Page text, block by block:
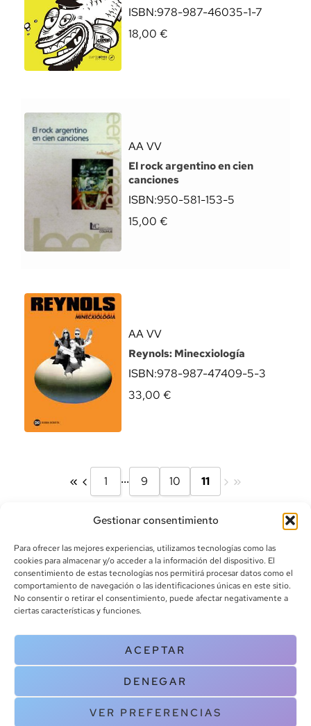
Gestionar consentimiento
Para ofrecer las mejores experiencias, utilizamos tecnologías como las
cookies para almacenar y/o acceder a la información del dispositivo. El
consentimiento de estas tecnologías nos permitirá procesar datos como el
comportamiento de navegación o las identificaciones únicas en este sitio.
No consentir o retirar el consentimiento, puede afectar negativamente a
ciertas características y funciones.
ACEPTAR
DENEGAR
VER PREFERENCIAS
ISBN:978-987-46035-1-7
18,00 €
AA VV
El rock argentino en cien
canciones
ISBN:950-581-153-5
15,00 €
AA VV
Reynols: Minecxiología
ISBN:978-987-47409-5-3
33,00 €
1 ... 9 10 11
info@canoalibros.com
pedidos@canoalibros.com
CONTACTO
Copyright © 2025 Canoa Libros. All Rights Reserved |
cookies|Política de privacidad|Terminos y condiciones| Aviso legal
| Contacto